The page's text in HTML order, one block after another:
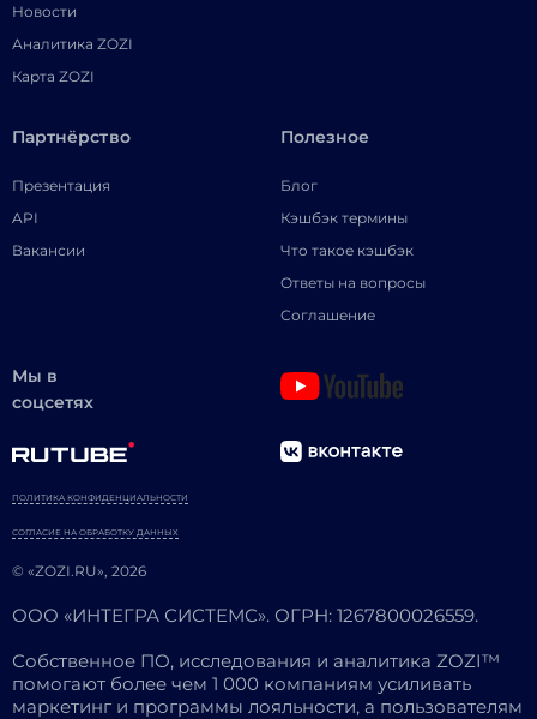
Новости
Аналитика ZOZI
Карта ZOZI
Партнёрство
Презентация
API
Вакансии
Полезное
Блог
Кэшбэк термины
Что такое кэшбэк
Ответы на вопросы
Соглашение
Мы в
соцсетях
© «ZOZI.RU», 2026
ПОЛИТИКА КОНФИДЕНЦИАЛЬНОСТИ
СОГЛАСИЕ НА ОБРАБОТКУ ДАННЫХ
ООО «ИНТЕГРА СИСТЕМС». ОГРН: 1267800026559.
Собственное ПО, исследования и аналитика ZOZI™
помогают более чем 1 000 компаниям усиливать
маркетинг и программы лояльности, а пользователям